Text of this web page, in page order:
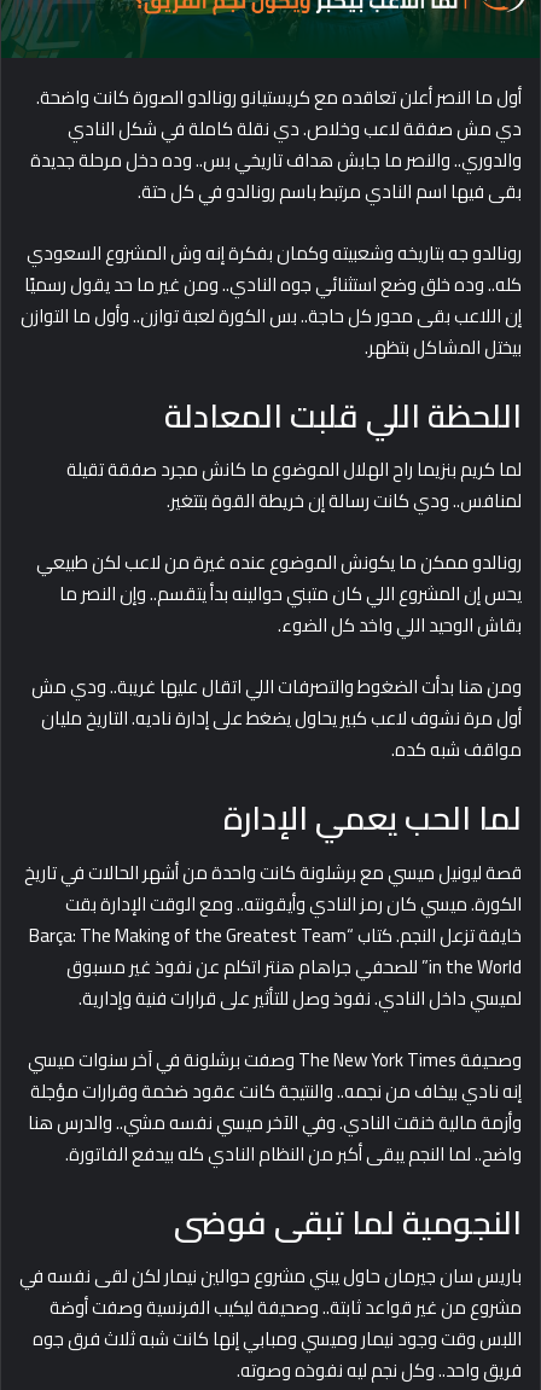
أول ما النصر أعلن تعاقده مع كريستيانو رونالدو الصورة كانت واضحة.
دي مش صفقة لاعب وخلاص. دي نقلة كاملة في شكل النادي
والدوري.. والنصر ما جابش هداف تاريخي بس.. وده دخل مرحلة جديدة
بقى فيها اسم النادي مرتبط باسم رونالدو في كل حتة.
رونالدو جه بتاريخه وشعبيته وكمان بفكرة إنه وش المشروع السعودي
كله.. وده خلق وضع استثنائي جوه النادي.. ومن غير ما حد يقول رسميًا
إن اللاعب بقى محور كل حاجة.. بس الكورة لعبة توازن.. وأول ما التوازن
بيختل المشاكل بتظهر.
اللحظة اللي قلبت المعادلة
لما كريم بنزيما راح الهلال الموضوع ما كانش مجرد صفقة تقيلة
لمنافس.. ودي كانت رسالة إن خريطة القوة بتتغير.
رونالدو ممكن ما يكونش الموضوع عنده غيرة من لاعب لكن طبيعي
يحس إن المشروع اللي كان متبني حوالينه بدأ يتقسم.. وإن النصر ما
بقاش الوحيد اللي واخد كل الضوء.
ومن هنا بدأت الضغوط والتصرفات اللي اتقال عليها غريبة.. ودي مش
أول مرة نشوف لاعب كبير يحاول يضغط على إدارة ناديه. التاريخ مليان
مواقف شبه كده.
لما الحب يعمي الإدارة
قصة ليونيل ميسي مع برشلونة كانت واحدة من أشهر الحالات في تاريخ
الكورة. ميسي كان رمز النادي وأيقونته.. ومع الوقت الإدارة بقت
خايفة تزعل النجم. كتاب “Barça: The Making of the Greatest Team
in the World” للصحفي جراهام هنتر اتكلم عن نفوذ غير مسبوق
لميسي داخل النادي. نفوذ وصل للتأثير على قرارات فنية وإدارية.
وصحيفة The New York Times وصفت برشلونة في آخر سنوات ميسي
إنه نادي بيخاف من نجمه.. والنتيجة كانت عقود ضخمة وقرارات مؤجلة
وأزمة مالية خنقت النادي. وفي الآخر ميسي نفسه مشي.. والدرس هنا
واضح.. لما النجم يبقى أكبر من النظام النادي كله بيدفع الفاتورة.
النجومية لما تبقى فوضى
باريس سان جيرمان حاول يبني مشروع حوالين نيمار لكن لقى نفسه في
مشروع من غير قواعد ثابتة.. وصحيفة ليكيب الفرنسية وصفت أوضة
اللبس وقت وجود نيمار وميسي ومبابي إنها كانت شبه ثلاث فرق جوه
فريق واحد.. وكل نجم ليه نفوذه وصوته.